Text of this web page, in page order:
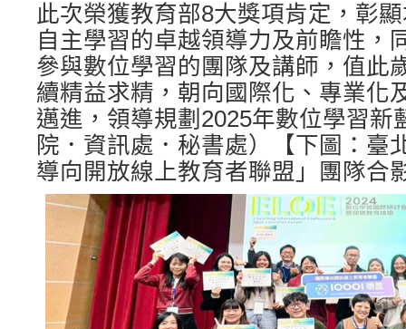
此次榮獲教育部8大獎項肯定，彰
自主學習的卓越領導力及前瞻性，
參與數位學習的團隊及講師，值此
續精益求精，朝向國際化、專業化
邁進，領導規劃2025年數位學習新
院．資訊處．秘書處）【下圖：臺
導向開放線上教育者聯盟」團隊合